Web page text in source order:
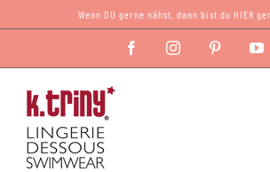
Inhalt
Wenn DU gerne nähst, dann bist du HIER
FacebookInstagramPinterest